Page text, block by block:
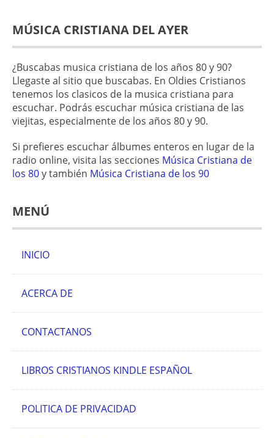
MÚSICA CRISTIANA DEL AYER
¿Buscabas musica cristiana de los años 80 y 90?
Llegaste al sitio que buscabas. En Oldies Cristianos
tenemos los clasicos de la musica cristiana para
escuchar. Podrás escuchar música cristiana de las
viejitas, especialmente de los años 80 y 90.
Si prefieres escuchar álbumes enteros en lugar de la
radio online, visita las secciones Música Cristiana de
los 80y también Música Cristiana de los 90
MENÚ
INICIO
ACERCA DE
CONTACTANOS
LIBROS CRISTIANOS KINDLE ESPAÑOL
POLITICA DE PRIVACIDAD